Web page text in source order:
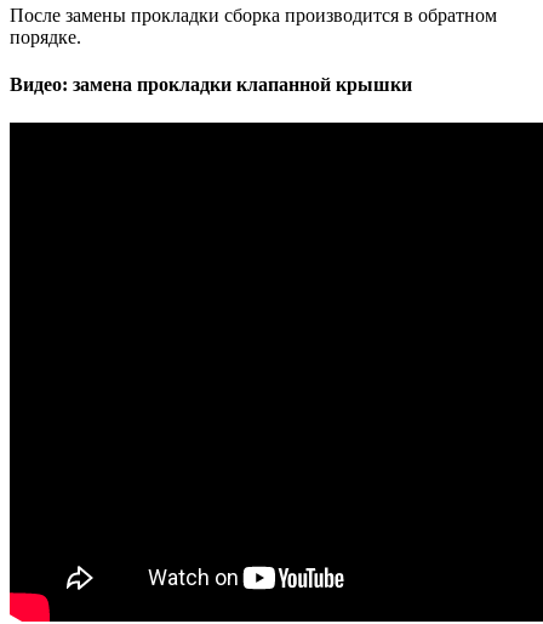
После замены прокладки сборка производится в обратном
порядке.
Видео: замена прокладки клапанной крышки